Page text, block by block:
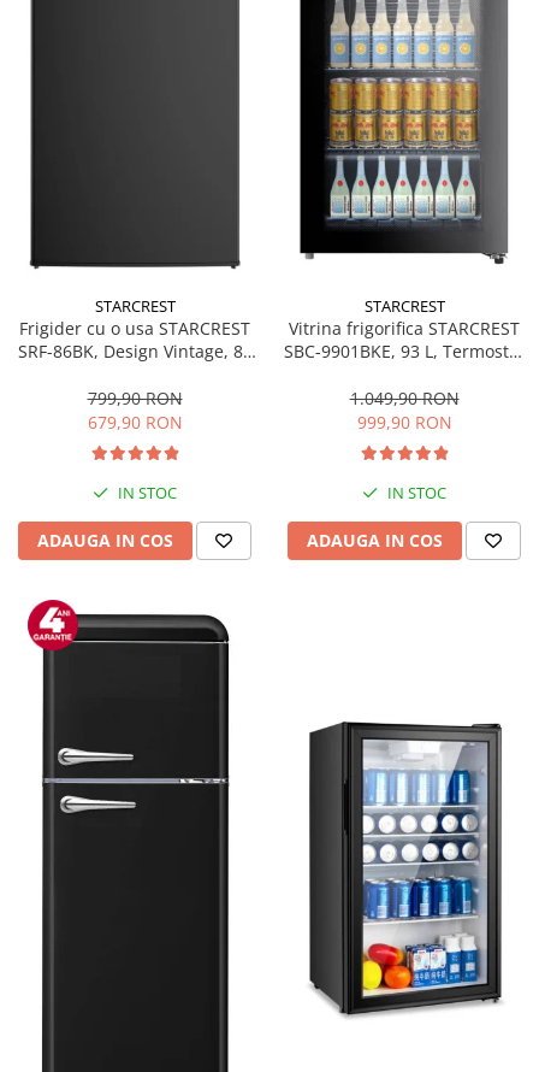
Accesorii aparate climatizare
Aeroterme
Aparate de spalat cu presiune
Climatizare
Purificatoare
Ingrijire personala
Aparate & Accesorii ingrijire
personala
Obiecte sanitare
Accesorii
STARCREST
Frigider cu o usa STARCREST
SRF-86BK, Design Vintage, 85
interioara, H 84 cm, Negru
799,90 RON
679,90 RON
IN STOC
ADAUGA IN COS
STARCREST
Vitrina frigorifica STARCREST
SBC-9901BKE, 93 L, Termostat
sticla, H 84.5 cm, Negru
1.049,90 RON
999,90 RON
IN STOC
ADAUGA IN COS